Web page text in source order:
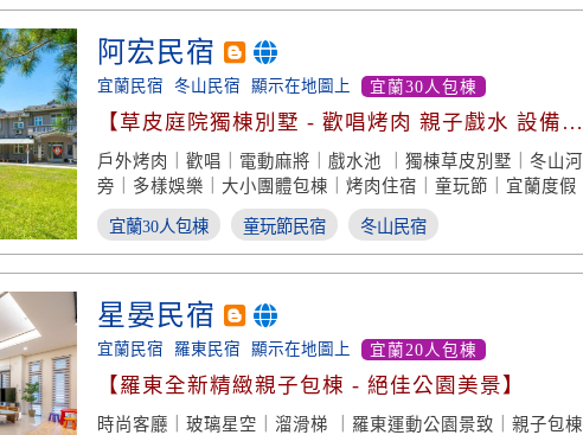
阿宏民宿
宜蘭民宿 冬山民宿 顯示在地圖上 宜蘭30人包棟
【草皮庭院獨棟別墅 - 歡唱烤肉 親子戲水 設備俱
全】
戶外烤肉｜歡唱｜電動麻將｜戲水池 ｜獨棟草皮別墅｜冬山河
旁｜多樣娛樂｜大小團體包棟｜烤肉住宿｜童玩節｜宜蘭度假
宜蘭30人包棟 童玩節民宿 冬山民宿
星晏民宿
宜蘭民宿 羅東民宿 顯示在地圖上 宜蘭20人包棟
【羅東全新精緻親子包棟 - 絕佳公園美景】
時尚客廳｜玻璃星空｜溜滑梯 ｜羅東運動公園景致｜親子包棟